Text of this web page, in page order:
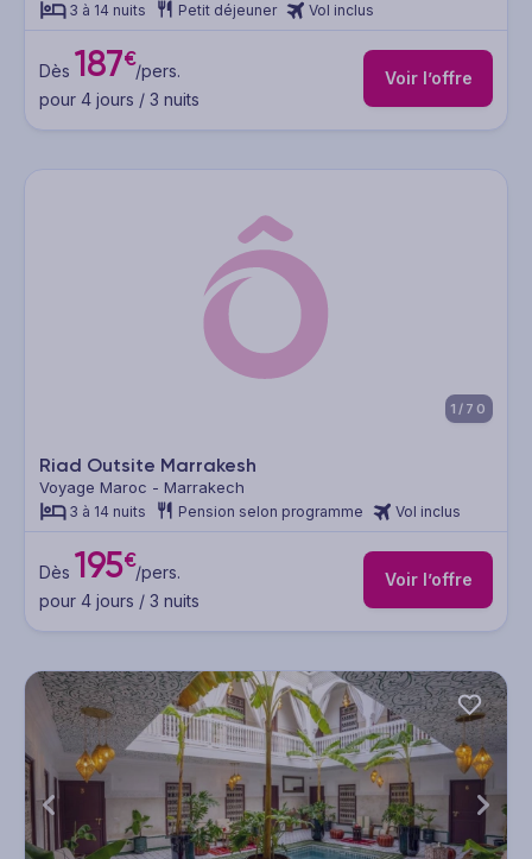
3 à 14 nuits
Petit déjeuner Vol inclus
Dès 187€/pers.
pour 4 jours / 3 nuits
Voir l’offre
1/70
Riad Outsite Marrakesh
Voyage Maroc - Marrakech
3 à 14 nuits Pension selon programme Vol inclus
Dès 195€/pers.
pour 4 jours / 3 nuits
Voir l’offre